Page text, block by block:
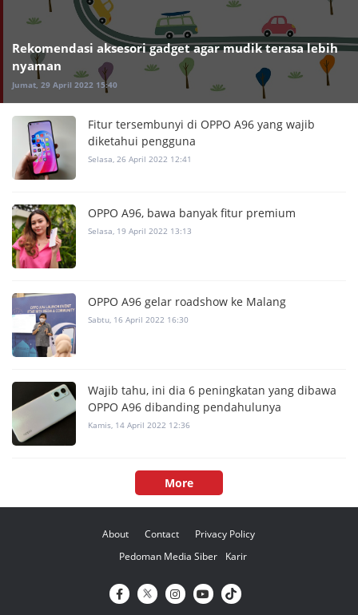
Rekomendasi aksesori gadget agar mudik terasa lebih
nyaman
Jumat, 29 April 2022 15:40
Fitur tersembunyi di OPPO A96 yang wajib
diketahui pengguna
Selasa, 26 April 2022 12:41
OPPO A96, bawa banyak fitur premium
Selasa, 19 April 2022 13:13
OPPO A96 gelar roadshow ke Malang
Sabtu, 16 April 2022 16:30
Wajib tahu, ini dia 6 peningkatan yang dibawa
OPPO A96 dibanding pendahulunya
Kamis, 14 April 2022 12:36
More
About Contact
Privacy Policy
Pedoman Media Siber
Karir